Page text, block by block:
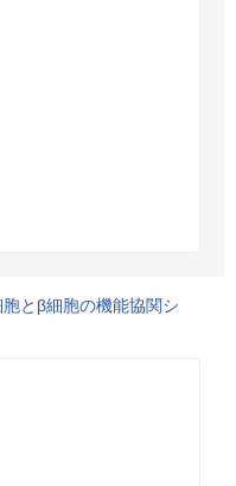
とβ細胞の機能協関シ